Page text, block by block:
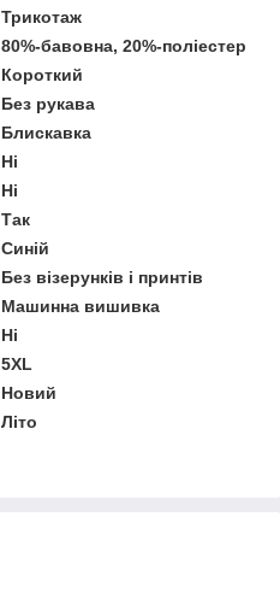
Трикотаж
80%-бавовна, 20%-поліестер
Короткий
Без рукава
Блискавка
Ні
Ні
Так
Синій
Без візерунків і принтів
Машинна вишивка
Ні
5XL
Новий
Літо